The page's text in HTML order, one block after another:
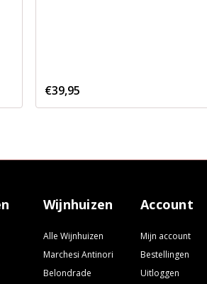
€39,95
Wijnhuizen
Alle Wijnhuizen
Marchesi Antinori
Belondrade
Account
Mijn account
Bestellingen
Uitloggen